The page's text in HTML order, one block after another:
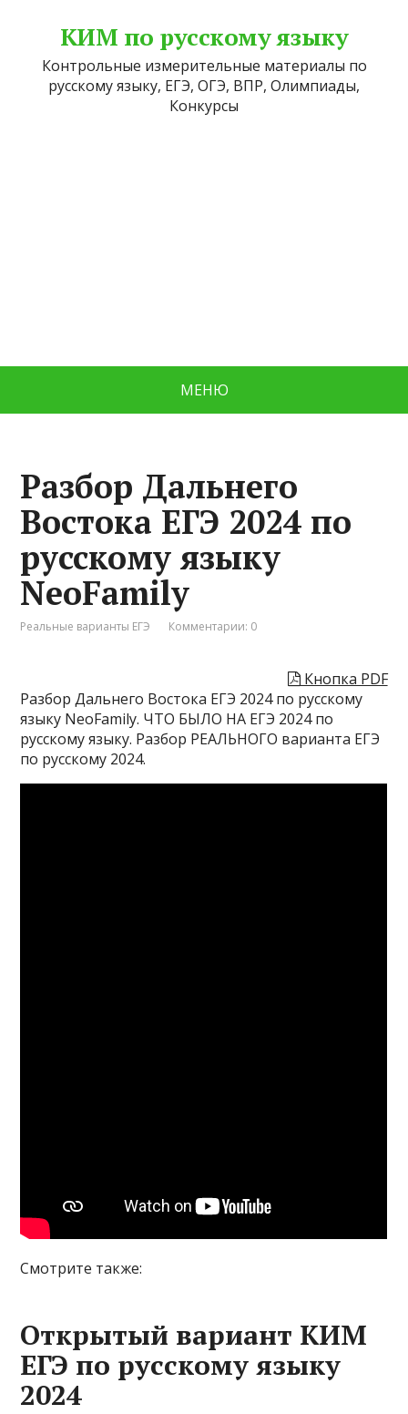
КИМ по русскому языку
Контрольные измерительные материалы по
русскому языку, ЕГЭ, ОГЭ, ВПР, Олимпиады,
Конкурсы
МЕНЮ
Разбор Дальнего
Востока ЕГЭ 2024 по
русскому языку
NeoFamily
Реальные варианты ЕГЭ Комментарии: 0
Кнопка PDF
Разбор Дальнего Востока ЕГЭ 2024 по русскому
языку NeoFamily. ЧТО БЫЛО НА ЕГЭ 2024 по
русскому языку. Разбор РЕАЛЬНОГО варианта ЕГЭ
по русскому 2024.
Смотрите также:
Открытый вариант КИМ
ЕГЭ по русскому языку
2024